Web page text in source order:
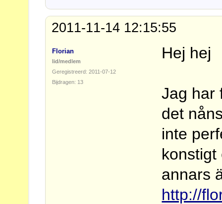
2011-11-14 12:15:55
Florian
lid/medlem
Geregistreerd: 2011-07-12
Bijdragen: 13
Hej hej
Jag har
det
inte
konstigt
annars
http://